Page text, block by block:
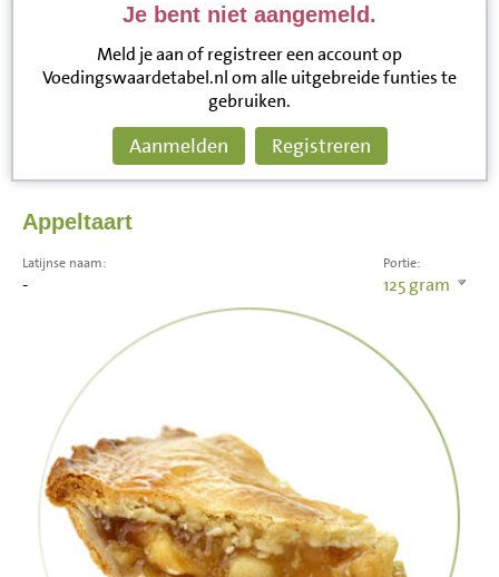
Je bent niet aangemeld.
Meld je aan of registreer een account op
Voedingswaardetabel.nl om alle uitgebreide funties te
gebruiken.
Aanmelden Registreren
Appeltaart
Portie:
125gram
Latijnse naam:
-